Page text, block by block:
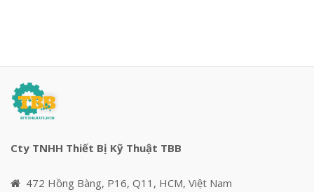
Cty TNHH Thiết Bị Kỹ Thuật TBB
472 Hồng Bàng, P16, Q11, HCM, Việt Nam